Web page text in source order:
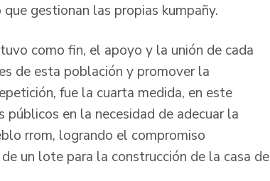
gestionan las propias kumpañy.
como fin, el apoyo y la unión de cada
de esta población y promover la
fue la cuarta medida, en este
en la necesidad de adecuar la
rrom, logrando el compromiso
un lote para la construcción de la casa de